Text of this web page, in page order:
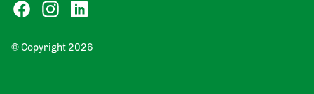
© Copyright 2026